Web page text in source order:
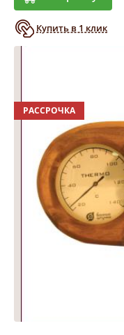
Купить в 1 клик
РАССРОЧКА